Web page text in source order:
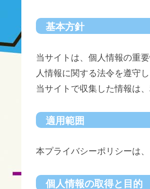
基本方針
当サイトは、個人情報の重
人情報に関する法令を遵守
当サイトで収集した情報は
適用範囲
本プライバシーポリシーは
個人情報の取得と目的